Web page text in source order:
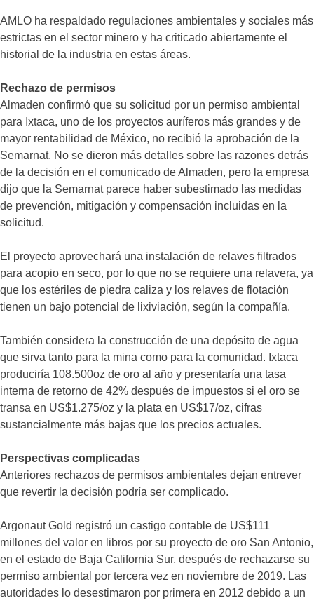
AMLO ha respaldado regulaciones ambientales y sociales más
estrictas en el sector minero y ha criticado abiertamente el
historial de la industria en estas áreas.
Rechazo de permisos
Almaden confirmó que su solicitud por un permiso ambiental
para Ixtaca, uno de los proyectos auríferos más grandes y de
mayor rentabilidad de México, no recibió la aprobación de la
Semarnat. No se dieron más detalles sobre las razones detrás
de la decisión en el comunicado de Almaden, pero la empresa
dijo que la Semarnat parece haber subestimado las medidas
de prevención, mitigación y compensación incluidas en la
solicitud.
El proyecto aprovechará una instalación de relaves filtrados
para acopio en seco, por lo que no se requiere una relavera, ya
que los estériles de piedra caliza y los relaves de flotación
tienen un bajo potencial de lixiviación, según la compañía.
También considera la construcción de una depósito de agua
que sirva tanto para la mina como para la comunidad. Ixtaca
produciría 108.500oz de oro al año y presentaría una tasa
interna de retorno de 42% después de impuestos si el oro se
transa en US$1.275/oz y la plata en US$17/oz, cifras
sustancialmente más bajas que los precios actuales.
Perspectivas complicadas
Anteriores rechazos de permisos ambientales dejan entrever
que revertir la decisión podría ser complicado.
Argonaut Gold registró un castigo contable de US$111
millones del valor en libros por su proyecto de oro San Antonio,
en el estado de Baja California Sur, después de rechazarse su
permiso ambiental por tercera vez en noviembre de 2019. Las
autoridades lo desestimaron por primera en 2012 debido a un